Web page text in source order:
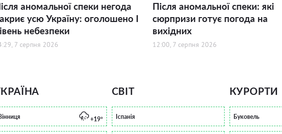
аномальної спеки негода
усю Україну: оголошено І
небезпеки
7 серпня 2026
Після аномальної спеки: які
сюрпризи готує погода на
вихідних
12:00, 7 серпня 2026
+19°
СВІТ
Іспанія
КУРОРТИ
Буковель